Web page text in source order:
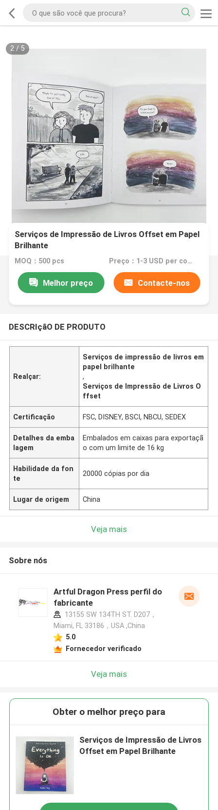
2/ 5
Serviços de Impressão de Livros Offset em Papel
Brilhante
MOQ：500 pcs Preço：1-3 USD per copy
Melhor preço Contacte-nos
DESCRIçãO DE PRODUTO
Realçar:
Serviços de impressão de livros em
papel brilhante
,
Serviços de Impressão de Livros O
ffset
Certificação FSC, DISNEY, BSCI, NBCU, SEDEX
Detalhes da emba
lagem
Embalados em caixas para exportaçã
o com um limite de 16 kg
Habilidade da fon
te
20000 cópias por dia
Lugar de origem China
Veja mais
Sobre nós
Artful Dragon Press perfil do
fabricante
13155 SW 134TH ST. D207，
Miami, FL 33186，USA ,China
5.0
Fornecedor verificado
Veja mais
Obter o melhor preço para
Serviços de Impressão de Livros
Offset em Papel Brilhante